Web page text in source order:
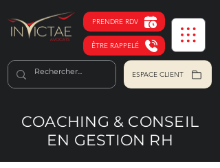
PRENDRE RDV
ÊTRE RAPPELÉ
ESPACE CLIENT
COACHING & CONSEIL
EN GESTION RH